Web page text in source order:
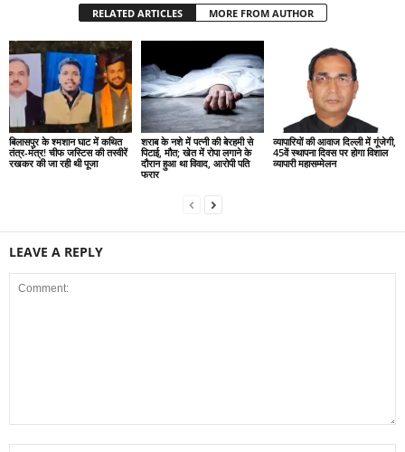
RELATED ARTICLES MORE FROM AUTHOR
बिलासपुर के श्मशान घाट में कथित
तंत्र-मंत्र! चीफ जस्टिस की तस्वीरें
रखकर की जा रही थी पूजा
शराब के नशे में पत्नी की बेरहमी से
पिटाई, मौत; खेत में रोपा लगाने के
दौरान हुआ था विवाद, आरोपी पति
फरार
व्यापारियों की आवाज दिल्ली में गूंजेगी,
45वें स्थापना दिवस पर होगा विशाल
व्यापारी महासम्मेलन
LEAVE A REPLY